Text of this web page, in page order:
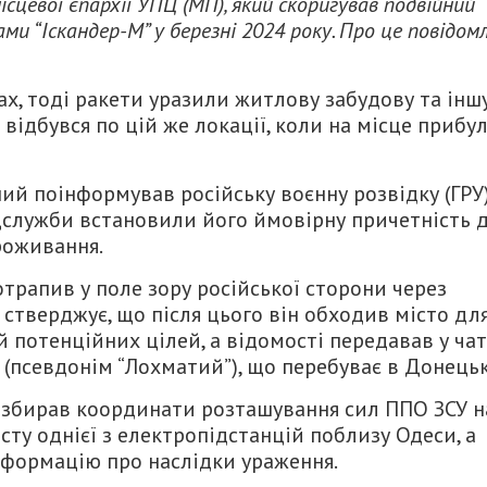
“Іскандер-М” у березні 2024 року. Про це
тоді ракети уразили житлову забудову та
по цій же локації, коли на місце
поінформував російську воєнну розвідку
встановили його ймовірну причетність
у поле зору російської сторони через
що після цього він обходив місто
цілей, а відомості передавав у
“Лохматий”), що перебуває в
координати розташування сил ППО ЗСУ
однієї з електропідстанцій поблизу Одеси, а
про наслідки ураження.